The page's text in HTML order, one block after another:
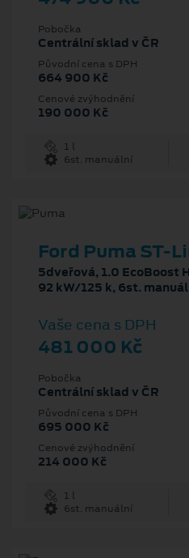
Pobočka
Centrální sklad v ČR
Původní cena s DPH
664 900 Kč
Cenové zvýhodnění
190 000 Kč
1 l
6st. manuální
Ford Puma ST-
5dveřová, 1.0 EcoBoost
92 kW/125 k, 6st.
Vaše cena s DPH
481 000 Kč
Pobočka
Centrální sklad v ČR
Původní cena s DPH
695 000 Kč
Cenové zvýhodnění
214 000 Kč
1 l
6st. manuální